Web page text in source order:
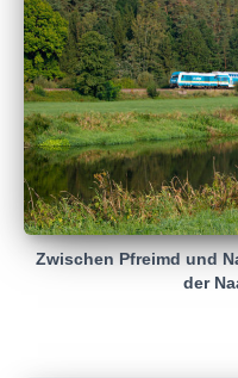
Zwischen Pfreimd und
der